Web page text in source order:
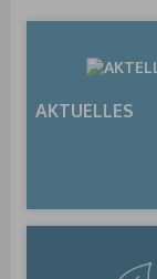
AKTUELLES